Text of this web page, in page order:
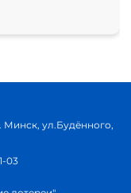
Минск, ул.Будённого,
03